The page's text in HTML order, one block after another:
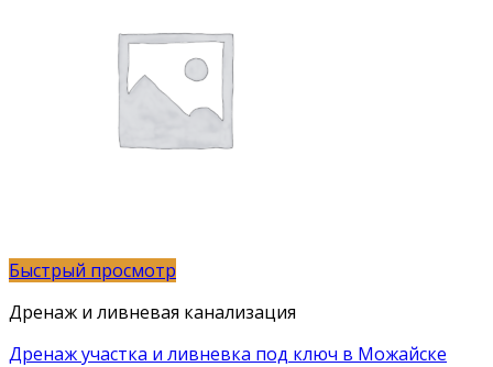
Быстрый просмотр
Дренаж и ливневая канализация
Дренаж участка и ливневка под ключ в Можайске